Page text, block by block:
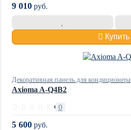
9 010 руб.
Купить
Декоративная панель для кондиционера
Axioma A-Q4B2
0
5 600 руб.